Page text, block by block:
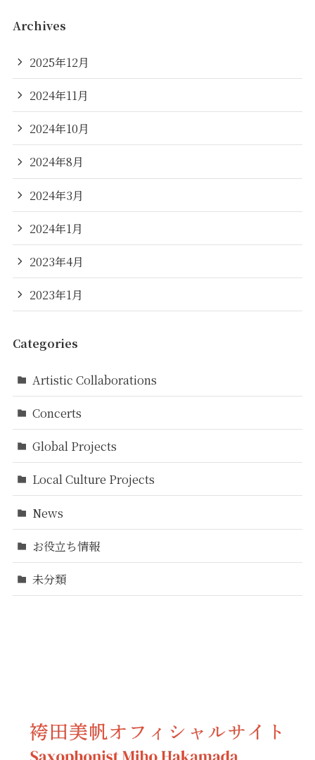
Archives
2025年12月
2024年11月
2024年10月
2024年8月
2024年3月
2024年1月
2023年4月
2023年1月
Categories
Artistic Collaborations
Concerts
Global Projects
Local Culture Projects
News
お役立ち情報
未分類